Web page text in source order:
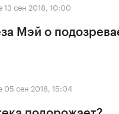
13 сен 2018, 10:00
Мэй о
05 сен 2018, 15:04